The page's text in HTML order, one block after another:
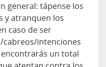
general: tápense los
y atranquen los
caso de ser
cabreos/intenciones
un total